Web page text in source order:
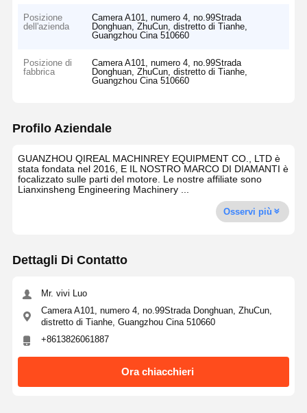
Posizione
dell'azienda
Camera A101, numero 4, no.99Strada
Donghuan, ZhuCun, distretto di Tianhe,
Guangzhou Cina 510660
Posizione di
fabbrica
Camera A101, numero 4, no.99Strada
Donghuan, ZhuCun, distretto di Tianhe,
Guangzhou Cina 510660
Profilo Aziendale
GUANZHOU QIREAL MACHINREY EQUIPMENT CO., LTD è
stata fondata nel 2016, E IL NOSTRO MARCO DI DIAMANTI è
focalizzato sulle parti del motore. Le nostre affiliate sono
Lianxinsheng Engineering Machinery ...
Osservi più
Dettagli Di Contatto
Mr. vivi Luo
Camera A101, numero 4, no.99Strada Donghuan, ZhuCun,
distretto di Tianhe, Guangzhou Cina 510660
+8613826061887
Ora chiacchieri